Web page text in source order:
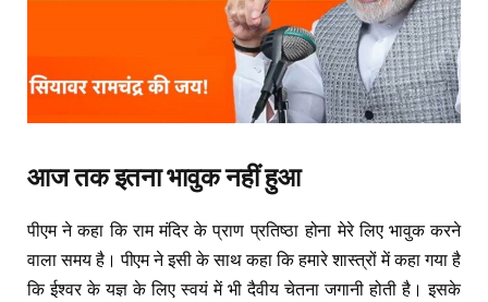
आजतकइतनाभावुकनहींहुआ
पीएम ने कहा कि राम मंदिर के प्राण प्रतिष्ठा होना मेरे लिए भावुक करने
वाला समय है। पीएम ने इसी के साथ कहा कि हमारे शास्त्रों में कहा गया है
कि ईश्वर के यज्ञ के लिए स्वयं में भी दैवीय चेतना जगानी होती है। इसके